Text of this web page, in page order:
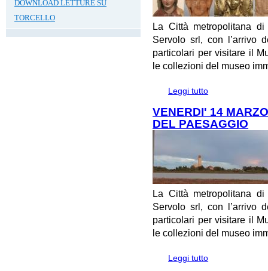
DOWNLOAD LETTURE SU
TORCELLO
La Città metropolitana
Servolo srl, con l’arrivo
particolari per visitare il
le collezioni del museo
Leggi tutto
VENERDI' 14
DEL PAESAGGIO
La Città metropolitana
Servolo srl, con l’arrivo
particolari per visitare il
le collezioni del museo
Leggi tutto